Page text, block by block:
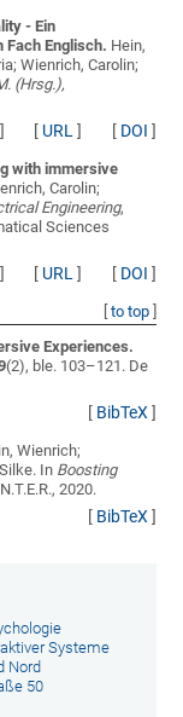
- Ein
Englisch. Hein,
Wienrich, Carolin;
(Hrsg.),
[ URL] [ DOI ]
with immersive
Carolin;
Engineering,
Sciences
[ URL] [ DOI ]
to top]
Experiences.
(2), ble. 103–121. De
[ BibTeX]
Wienrich;
. In Boosting
2020.
[ BibTeX]
Systeme
Nord
50